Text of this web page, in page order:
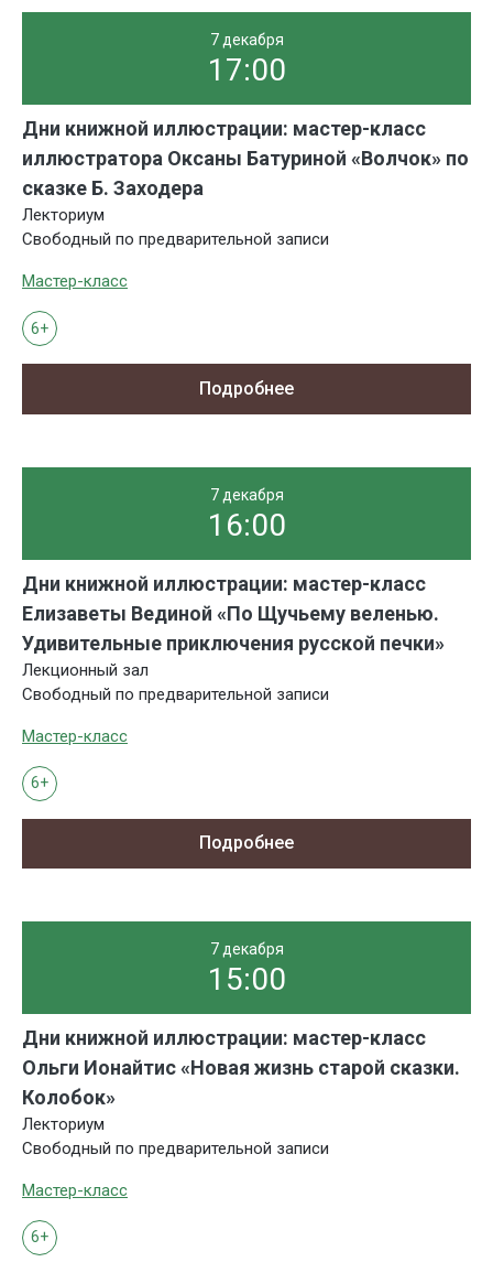
7 декабря
17:00
Дни книжной иллюстрации: мастер-класс
иллюстратора Оксаны Батуриной «Волчок» по
сказке Б. Заходера
Лекториум
Свободный по предварительной записи
Мастер-класс
6+
Подробнее
7 декабря
16:00
Дни книжной иллюстрации: мастер-класс
Елизаветы Вединой «По Щучьему веленью.
Удивительные приключения русской печки»
Лекционный зал
Свободный по предварительной записи
Мастер-класс
6+
Подробнее
7 декабря
15:00
Дни книжной иллюстрации: мастер-класс
Ольги Ионайтис «Новая жизнь старой сказки.
Колобок»
Лекториум
Свободный по предварительной записи
Мастер-класс
6+